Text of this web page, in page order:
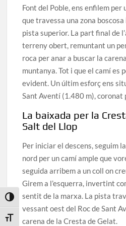
Toggle High Contrast
Toggle Font size
Font del Poble, ens enfilem per
que travessa una zona
pista superior. La part final de
terreny obert, remuntant un
roca per anar a buscar la
muntanya. Tot i que el camí es
evident. Un últim esforç ens
Sant Aventí (1.480 m), coronat
La baixada per la
Salt del Llop
Per iniciar el descens, seguim
nord per un camí ample que
seguida arribem a un coll on
Girem a l’esquerra, invertint
sentit de la marxa. La pista
vessant oest del Roc de Sant
carena de la Cresta de Gelat.